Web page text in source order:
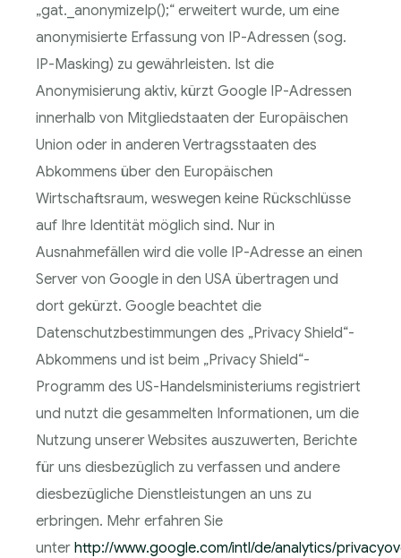
„gat._anonymizeIp();“ erweitert wurde, um eine
anonymisierte Erfassung von IP-Adressen (sog.
IP-Masking) zu gewährleisten. Ist die
Anonymisierung aktiv, kürzt Google IP-Adressen
innerhalb von Mitgliedstaaten der Europäischen
Union oder in anderen Vertragsstaaten des
Abkommens über den Europäischen
Wirtschaftsraum, weswegen keine Rückschlüsse
auf Ihre Identität möglich sind. Nur in
Ausnahmefällen wird die volle IP-Adresse an einen
Server von Google in den USA übertragen und
dort gekürzt. Google beachtet die
Datenschutzbestimmungen des „Privacy Shield“-
Abkommens und ist beim „Privacy Shield“-
Programm des US-Handelsministeriums registriert
und nutzt die gesammelten Informationen, um die
Nutzung unserer Websites auszuwerten, Berichte
für uns diesbezüglich zu verfassen und andere
diesbezügliche Dienstleistungen an uns zu
erbringen. Mehr erfahren Sie
unter http://www.google.com/intl/de/analytics/